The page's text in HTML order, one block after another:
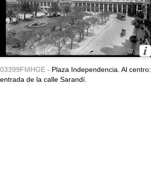
03399FMHGE - Plaza Independencia. Al centro:
entrada de la calle Sarandí.